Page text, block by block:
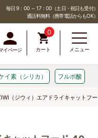
毎日 9：00 ～ 17：00（土日・祝日も受付）
通話料無料（携帯電話からもOK）
0
カート
イページ メニュー
イ素（シリカ） フルボ酸
（ジウィ）エアドライキャットフ